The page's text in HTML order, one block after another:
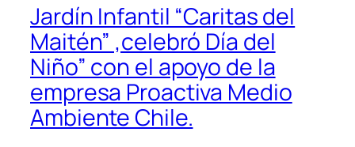
Jardín Infantil “Caritas del
Maitén” ,celebró Día del
Niño” con el apoyo de la
empresa Proactiva Medio
Ambiente Chile.